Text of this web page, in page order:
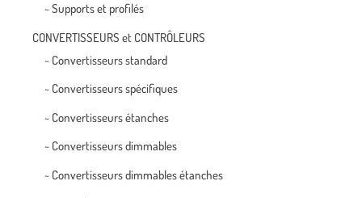
~ Supports et profilés
CONVERTISSEURS et CONTRÔLEURS
~ Convertisseurs standard
~ Convertisseurs spécifiques
~ Convertisseurs étanches
~ Convertisseurs dimmables
~ Convertisseurs dimmables étanches